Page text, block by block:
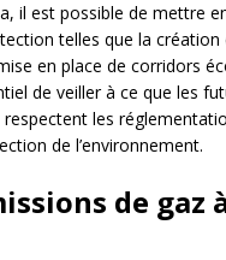
il est possible de mettre
telles que la création
en place de corridors
de veiller à ce que les
les
de l’environnement.
de gaz